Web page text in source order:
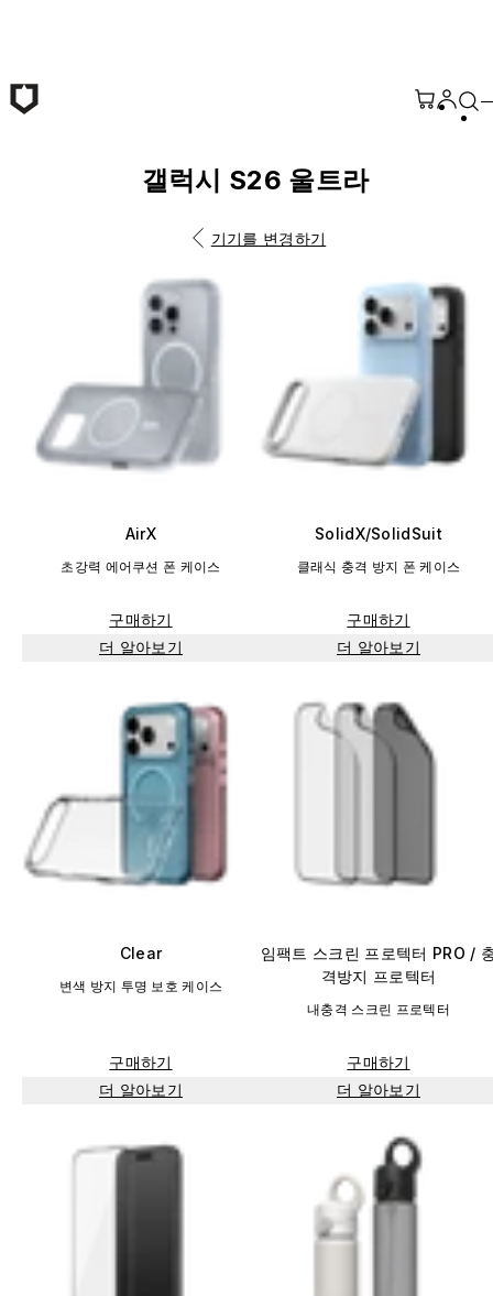
갤럭시 S26 울트라
기기를 변경하기
AirX
초강력 에어쿠션 폰 케이스
구매하기
더 알아보기
SolidX/SolidSuit
클래식 충격 방지 폰 케이스
구매하기
더 알아보기
Clear
변색 방지 투명 보호 케이스
구매하기
더 알아보기
임팩트 스크린 프로텍터 PRO /
격방지 프로텍터
내충격 스크린 프로텍터
구매하기
더 알아보기